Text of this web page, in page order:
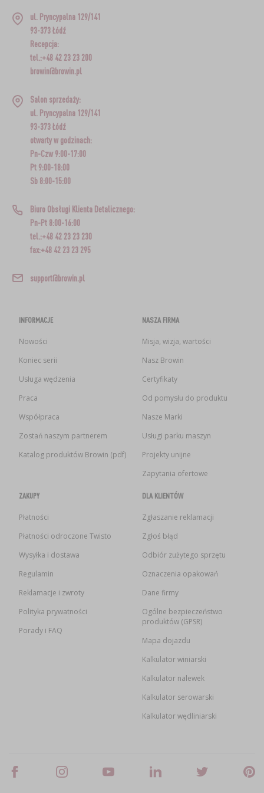
ul. Pryncypalna 129/141
93-373 Łódź
Recepcja:
tel.:+48 42 23 23 200
browin@browin.pl
Salon sprzedaży:
ul. Pryncypalna 129/141
93-373 Łódź
otwarty w godzinach:
Pn-Czw 9:00-17:00
Pt 9:00-18:00
Sb 8:00-15:00
Biuro Obsługi Klienta Detalicznego:
Pn-Pt 8:00-16:00
tel.:+48 42 23 23 230
fax:+48 42 23 23 295
support@browin.pl
INFORMACJE
Nowości
Koniec serii
Usługa wędzenia
Praca
Współpraca
Zostań naszym partnerem
Katalog produktów Browin (pdf)
NASZA FIRMA
Misja, wizja, wartości
Nasz Browin
Certyfikaty
Od pomysłu do produktu
Nasze Marki
Usługi parku maszyn
Projekty unijne
Zapytania ofertowe
ZAKUPY
Płatności
Płatności odroczone Twisto
Wysyłka i dostawa
Regulamin
Reklamacje i zwroty
Polityka prywatności
Porady i FAQ
DLA KLIENTÓW
Zgłaszanie reklamacji
Zgłoś błąd
Odbiór zużytego sprzętu
Oznaczenia opakowań
Dane firmy
Ogólne bezpieczeństwo
produktów (GPSR)
Mapa dojazdu
Kalkulator winiarski
Kalkulator nalewek
Kalkulator serowarski
Kalkulator wędliniarski